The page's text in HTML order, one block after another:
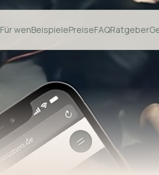
Für wenBeispielePreiseFAQRatgeber